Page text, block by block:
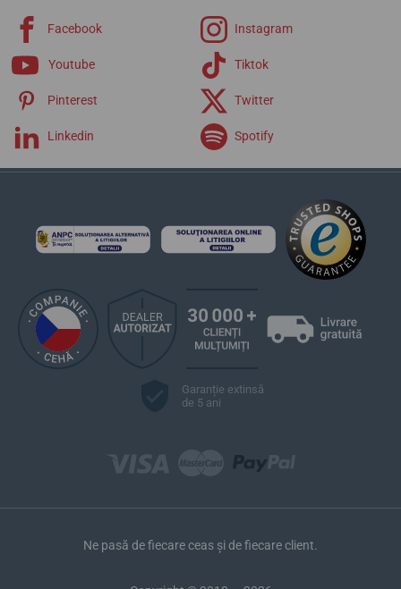
Facebook Instagram
Youtube Tiktok
Pinterest Twitter
Linkedin Spotify
Garanție extinsă
de 5 ani
Ne pasă de fiecare ceas și de fiecare client.